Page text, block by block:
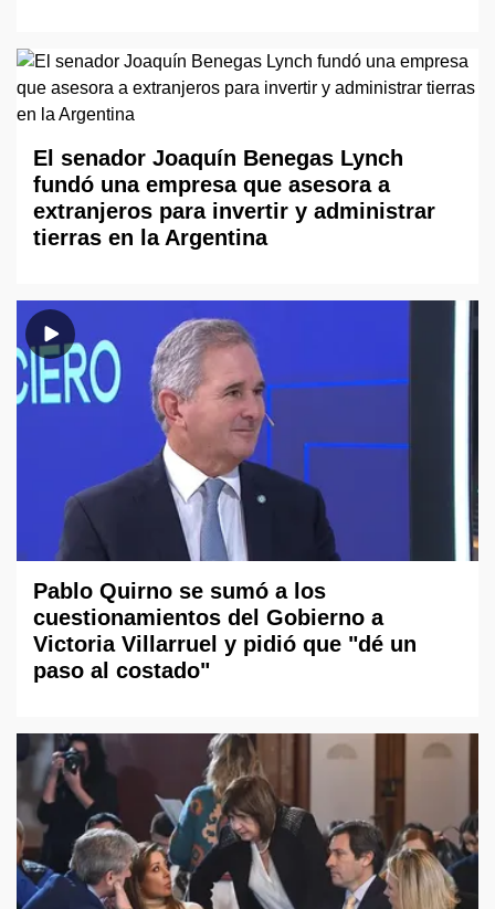
El senador Joaquín Benegas Lynch
fundó una empresa que asesora a
extranjeros para invertir y administrar
tierras en la Argentina
Pablo Quirno se sumó a los
cuestionamientos del Gobierno a
Victoria Villarruel y pidió que "dé un
paso al costado"